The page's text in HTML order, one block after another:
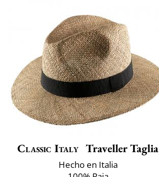
Classic Italy Traveller Taglia
Hecho en Italia